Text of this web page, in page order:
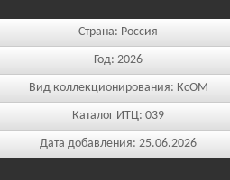
Страна: Россия
Год: 2026
Вид коллекционирования: КсОМ
Каталог ИТЦ: 039
Дата добавления: 25.06.2026